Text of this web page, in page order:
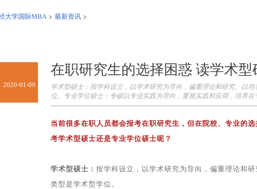
大学国际MBA> 最新资讯>
2020-01-09
在职研究生的选择困惑 读学术
学术型硕士：按学科设立，以学术研究为导向，偏重理论和研究。以
位。专业学位硕士：专硕以专业实践为导向，重视实践和应用，培养
当前很多在职人员都会报考在职研究生，但在院校、专业的
考学术型硕士还是专业学位硕士呢？
学术型硕士：按学科设立，以学术研究为导向，偏重理论和
类型是学术型学位。